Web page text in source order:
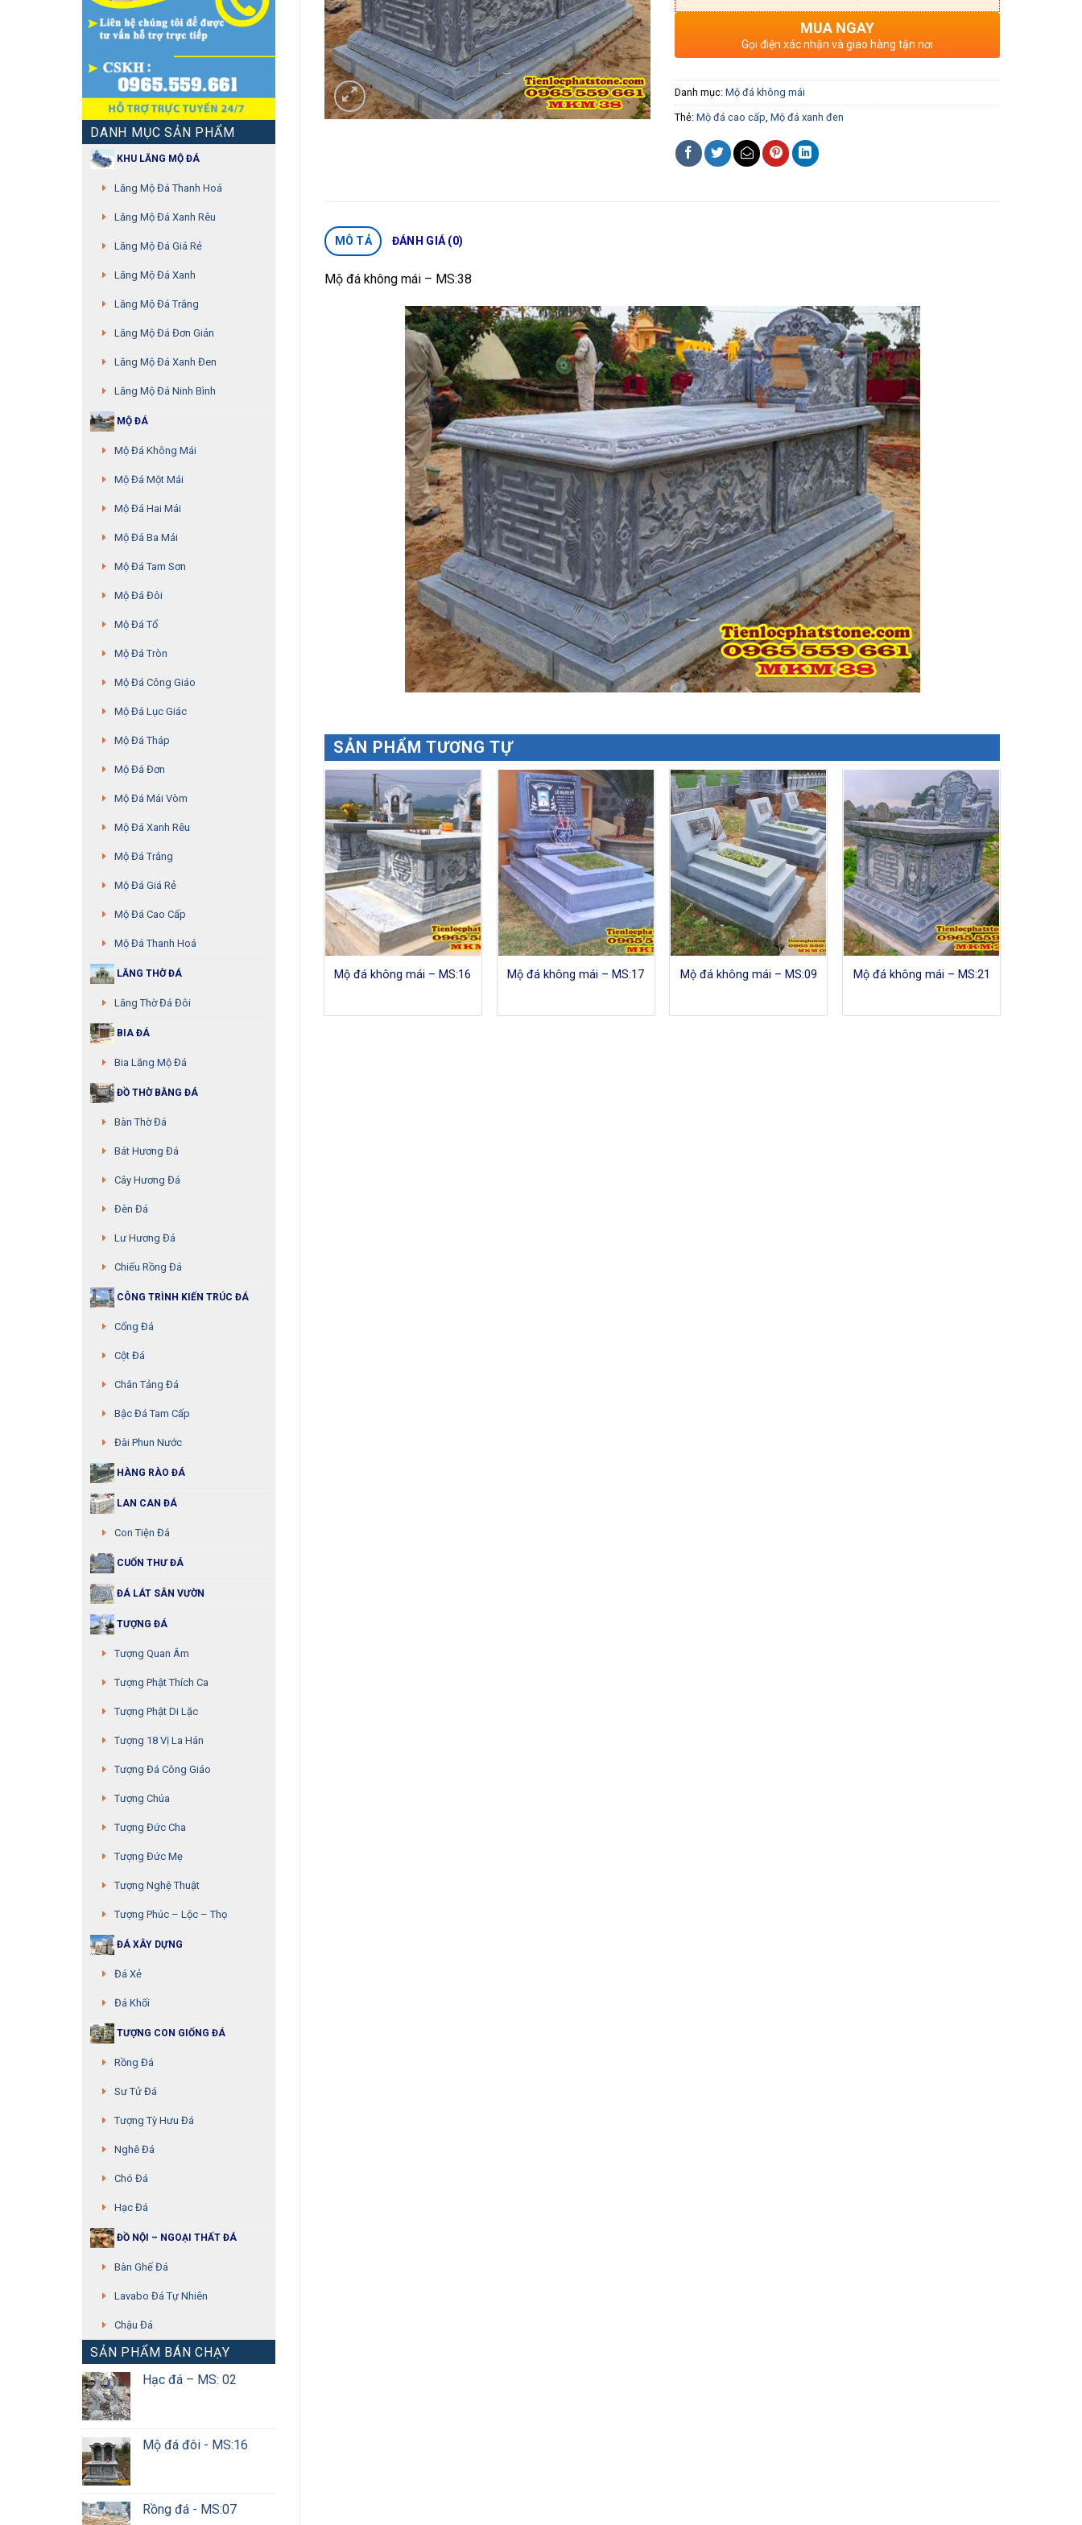
DANH MỤC SẢN PHẨM
KHU LĂNG MỘ ĐÁ
Lăng Mộ Đá Thanh Hoá
Lăng Mộ Đá Xanh Rêu
Lăng Mộ Đá Giá Rẻ
Lăng Mộ Đá Xanh
Lăng Mộ Đá Trắng
Lăng Mộ Đá Đơn Giản
Lăng Mộ Đá Xanh Đen
Lăng Mộ Đá Ninh Bình
MỘ ĐÁ
Mộ Đá Không Mái
Mộ Đá Một Mái
Mộ Đá Hai Mái
Mộ Đá Ba Mái
Mộ Đá Tam Sơn
Mộ Đá Đôi
Mộ Đá Tổ
Mộ Đá Tròn
Mộ Đá Công Giáo
Mộ Đá Lục Giác
Mộ Đá Tháp
Mộ Đá Đơn
Mộ Đá Mái Vòm
Mộ Đá Xanh Rêu
Mộ Đá Trắng
Mộ Đá Giá Rẻ
Mộ Đá Cao Cấp
Mộ Đá Thanh Hoá
LĂNG THỜ ĐÁ
Lăng Thờ Đá Đôi
BIA ĐÁ
Bia Lăng Mộ Đá
ĐỒ THỜ BẰNG ĐÁ
Bàn Thờ Đá
Bát Hương Đá
Cây Hương Đá
Đèn Đá
Lư Hương Đá
Chiếu Rồng Đá
CÔNG TRÌNH KIẾN TRÚC ĐÁ
Cổng Đá
Cột Đá
Chân Tảng Đá
Bậc Đá Tam Cấp
Đài Phun Nước
HÀNG RÀO ĐÁ
LAN CAN ĐÁ
Con Tiện Đá
CUỐN THƯ ĐÁ
ĐÁ LÁT SÂN VƯỜN
TƯỢNG ĐÁ
Tượng Quan Âm
Tượng Phật Thích Ca
Tượng Phật Di Lặc
Tượng 18 Vị La Hán
Tượng Đá Công Giáo
Tượng Chúa
Tượng Đức Cha
Tượng Đức Mẹ
Tượng Nghệ Thuật
Tượng Phúc – Lộc – Thọ
ĐÁ XÂY DỰNG
Đá Xẻ
Đá Khối
TƯỢNG CON GIỐNG ĐÁ
Rồng Đá
Sư Tử Đá
Tượng Tỳ Hưu Đá
Nghê Đá
Chó Đá
Hạc Đá
ĐỒ NỘI – NGOẠI THẤT ĐÁ
Bàn Ghế Đá
Lavabo Đá Tự Nhiên
Chậu Đá
SẢN PHẨM BÁN CHẠY
Hạc đá – MS: 02
Mộ đá đôi - MS:16
Rồng đá - MS:07
MUA NGAY
Gọi điện xác nhận và giao hàng tận nơi
Danh mục: Mộ đá không mái
Thẻ: Mộ đá cao cấp, Mộ đá xanh đen
MÔ TẢ ĐÁNH GIÁ (0)
Mộ đá không mái – MS:38
SẢN PHẨM TƯƠNG TỰ
Mộ đá không mái – MS:16 Mộ đá không mái – MS:17 Mộ đá không mái – MS:09 Mộ đá không mái – MS:21
đá không mái – MS:10 Mộ đá không mái – MS:12